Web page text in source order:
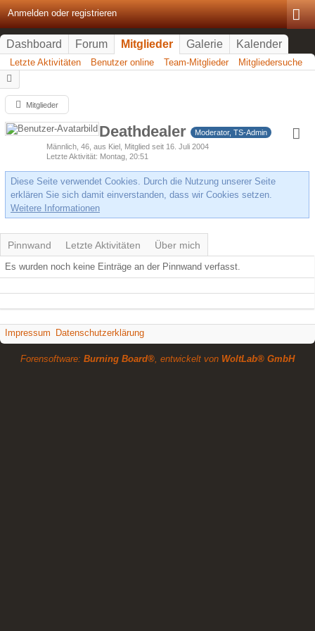
Anmelden oder registrieren
Dashboard Forum Mitglieder Galerie Kalender
Letzte Aktivitäten Benutzer online Team-Mitglieder Mitgliedersuche
Mitglieder
Deathdealer
Moderator, TS-Admin
Männlich 46 aus Kiel Mitglied seit 16. Juli 2004
Letzte Aktivität Montag, 20:51
Diese Seite verwendet Cookies. Durch die Nutzung unserer Seite
erklären Sie sich damit einverstanden, dass wir Cookies setzen.
Weitere Informationen
Pinnwand Letzte Aktivitäten Über mich
Es wurden noch keine Einträge an der Pinnwand verfasst.
Impressum Datenschutzerklärung
Forensoftware: Burning Board®, entwickelt von WoltLab® GmbH